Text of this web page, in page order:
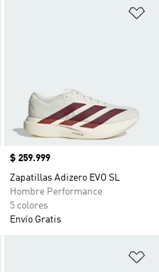
Precio
$ 259.999
Zapatillas Adizero EVO SL
Hombre Performance
5 colores
Envío Gratis